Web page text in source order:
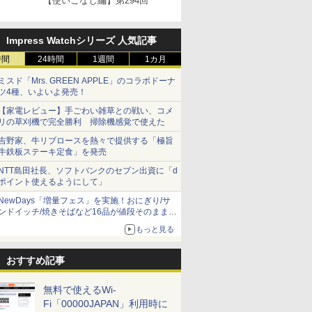
Impress Watchシリーズ 人気記事
24時間 1週間 1カ月
スド「Mrs. GREEN APPLE」のコラボドーナ
4種、いよいよ発売！
家電レビュー】手ごわい雑草との戦い、コメ
の草刈機で完全勝利 掃除機感覚で使えた
野家、牛リブロースを熱々で提供する「極旨
鉄板ステーキ定食」を発売
島田社長、ソフトバンクのセブン出資に「d
イント使えるようにして」
「増量フェス」を実施！おにぎり/サ
ドイッチ/焼きそばなど16品が値段そのままで
もっと見る
おすすめ記事
無料で使えるWi-
Fi「00000JAPAN」利用時に